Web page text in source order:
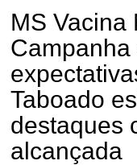
MS Vacina
Taboado
destaques
alcançada